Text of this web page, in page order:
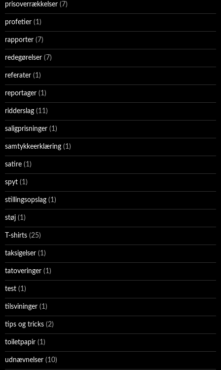
prisoverrækkelser (7)
profetier (1)
rapporter (7)
redegørelser (7)
referater (1)
reportager (1)
ridderslag (11)
saligprisninger (1)
samtykkeerklæring (1)
satire (1)
spyt (1)
stillingsopslag (1)
støj (1)
T-shirts (25)
taksigelser (1)
tatoveringer (1)
test (1)
tilsvininger (1)
tips og tricks (2)
toiletpapir (1)
udnævnelser (10)